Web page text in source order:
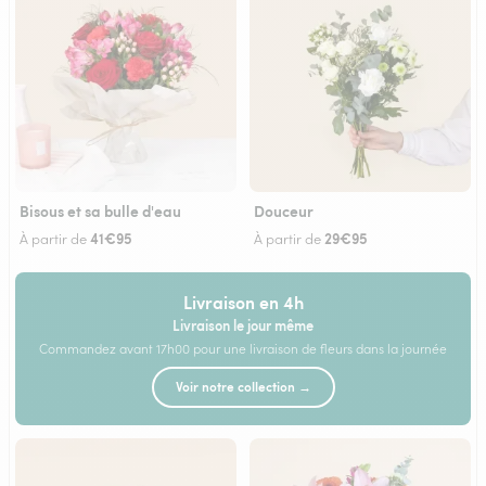
Bisous et sa bulle d'eau
À partir de41€95
Douceur
À partir de 29€95
Livraison en 4h
Livraison le jour même
Commandez avant 17h00 pour une livraison de fleurs dans la journée
Voir notre collection →